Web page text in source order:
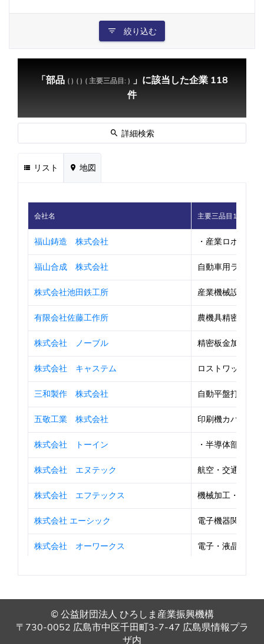
絞り込む
「部品 ( ) ( ) ( 主要三品目: ) 」に該当した企業 118
件
詳細検索
リスト 地図
会社名 主要三品目1
福山鋳造 株式会社 ・産業ロボット
福山合成 株式会社 自動車用ランプ
株式会社池田鉄工所 産業機械設計製作
有限会社佐藤工作所 農機具精密部品
株式会社 ノーブル 精密板金加工・
株式会社 キャステム ロストワックス
三和製作 株式会社 自動平盤打抜機(
五敬工業 株式会社 印刷機カバー及
株式会社 トーイン ・半導体部品製
株式会社 エヌテック 航空・交通関連
株式会社 エフテックス 機械加工・各種
株式会社 エーシック 電子機器関連の
株式会社 オーワークス 電子・液晶・半
髙橋技研 株式会社 亜鉛・アルミダ
MINWA TEC（株） 半導体・液晶製
© 公益財団法人 ひろしま産業振興機構
〒730-0052 広島市中区千田町3-7-47 広島県情報プラ
ザ内